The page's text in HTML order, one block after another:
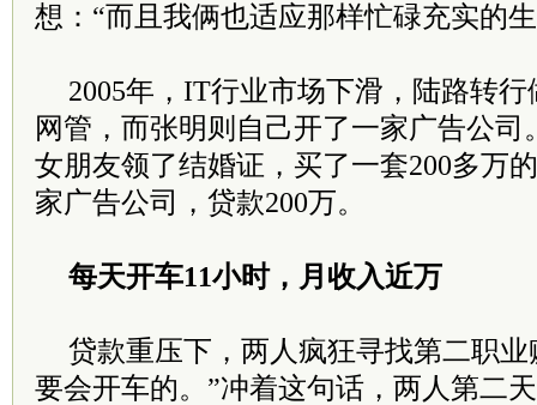
想：“而且我俩也适应那样忙碌充实的
2005年，IT行业市场下滑，陆路转
网管，而张明则自己开了一家广告公司
女朋友领了结婚证，买了一套200多万
家广告公司，贷款200万。
每天开车11小时，月收入近万
贷款重压下，两人疯狂寻找第二职
要会开车的。”冲着这句话，两人第二